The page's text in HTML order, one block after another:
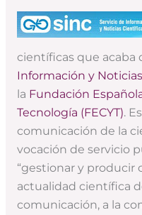
científicas que acaba
Información y
la Fundación
Tecnología (FECYT).
comunicación de la
vocación de servicio
“gestionar y producir
actualidad científica
comunicación, a la